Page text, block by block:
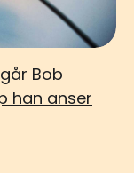
Bob
han anser